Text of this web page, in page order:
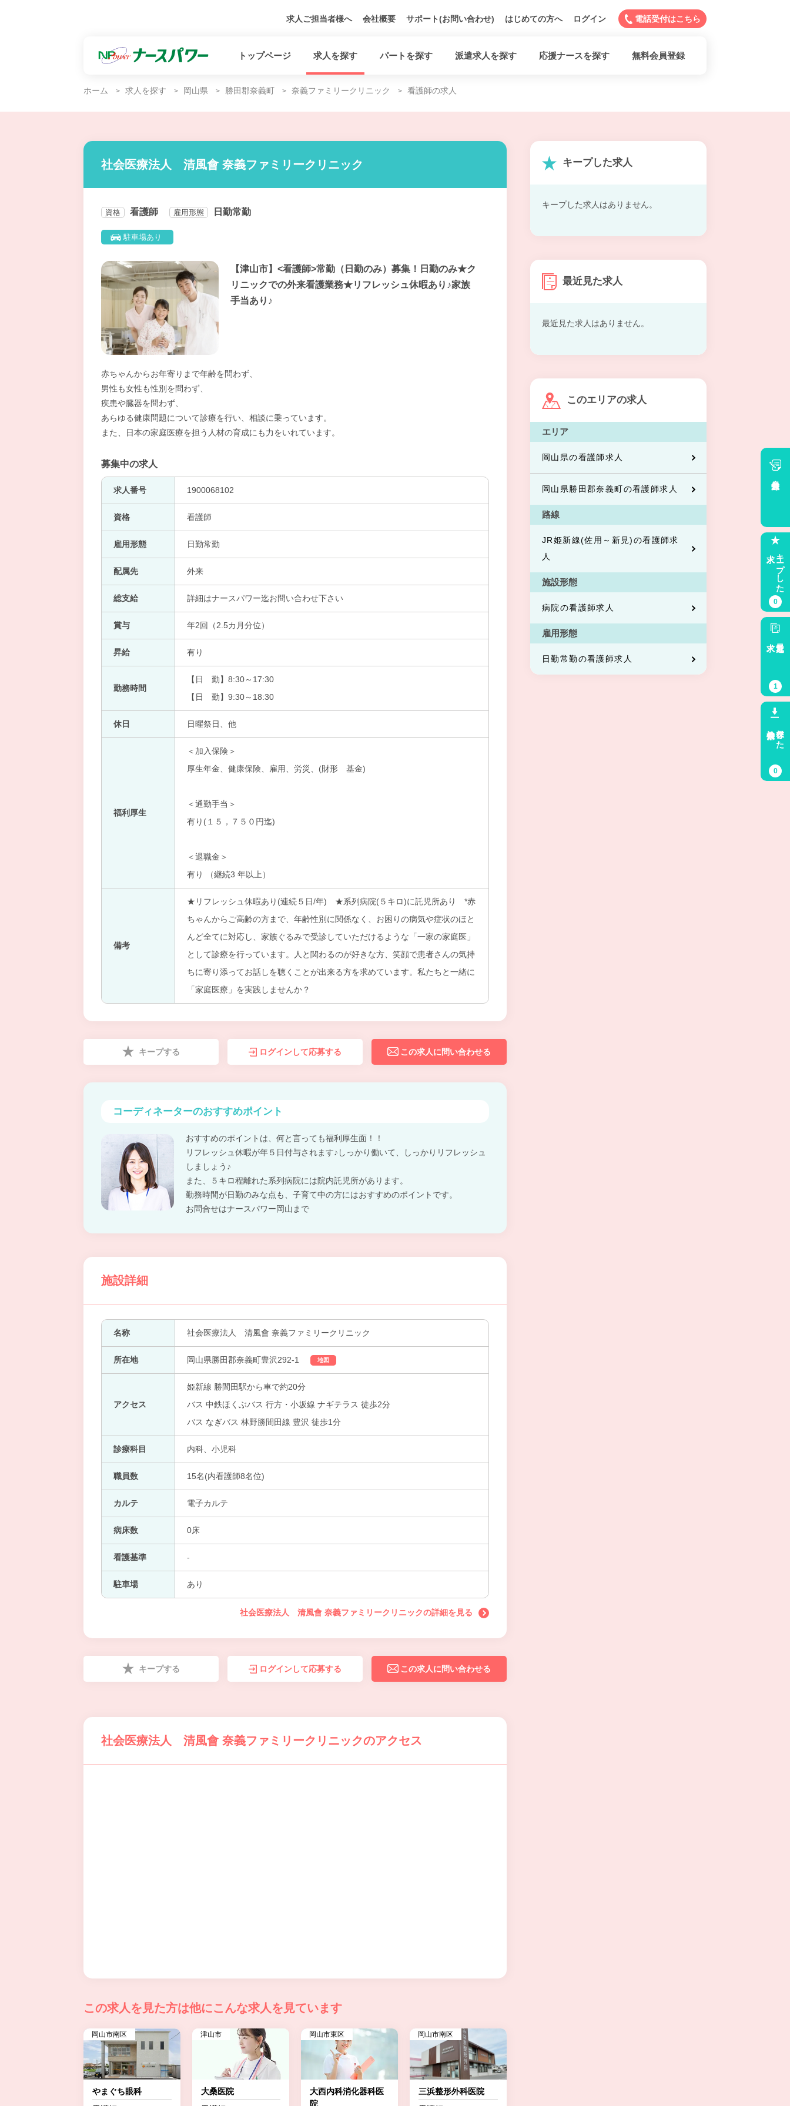
求人ご担当者様へ 会社概要 サポート(お問い合わせ) はじめての方へ ログイン 電話受付はこちら
トップページ 求人を探す パートを探す 派遣求人を探す 応援ナースを探す 無料会員登録
ホーム 求人を探す 岡山県 勝田郡奈義町 奈義ファミリークリニック 看護師の求人
社会医療法人 清風會 奈義ファミリークリニック
資格 看護師 雇用形態 日勤常勤
駐車場あり
【津山市】<看護師>常勤（日勤のみ）募集！日勤のみ★ク
リニックでの外来看護業務★リフレッシュ休暇あり♪家族
手当あり♪
赤ちゃんからお年寄りまで年齢を問わず、
男性も女性も性別を問わず、
疾患や臓器を問わず、
あらゆる健康問題について診療を行い、相談に乗っています。
また、日本の家庭医療を担う人材の育成にも力をいれています。
募集中の求人
求人番号 1900068102
資格 看護師
雇用形態 日勤常勤
配属先 外来
総支給 詳細はナースパワー迄お問い合わせ下さい
賞与 年2回（2.5カ月分位）
昇給 有り
勤務時間
【日 勤】8:30～17:30
【日 勤】9:30～18:30
休日 日曜祭日、他
福利厚生
＜加入保険＞
厚生年金、健康保険、雇用、労災、(財形 基金)
＜通勤手当＞
有り(１５，７５０円迄)
＜退職金＞
有り （継続3 年以上）
備考
★リフレッシュ休暇あり(連続５日/年) ★系列病院(５キロ)に託児所あり *赤
ちゃんからご高齢の方まで、年齢性別に関係なく、お困りの病気や症状のほと
んど全てに対応し、家族ぐるみで受診していただけるような「一家の家庭医」
として診療を行っています。人と関わるのが好きな方、笑顔で患者さんの気持
ちに寄り添ってお話しを聴くことが出来る方を求めています。私たちと一緒に
「家庭医療」を実践しませんか？
キープする ログインして応募する この求人に問い合わせる
コーディネーターのおすすめポイント
おすすめのポイントは、何と言っても福利厚生面！！
リフレッシュ休暇が年５日付与されます♪しっかり働いて、しっかりリフレッシュ
しましょう♪
また、５キロ程離れた系列病院には院内託児所があります。
勤務時間が日勤のみな点も、子育て中の方にはおすすめのポイントです。
お問合せはナースパワー岡山まで
施設詳細
名称 社会医療法人 清風會 奈義ファミリークリニック
所在地 岡山県勝田郡奈義町豊沢292-1 地図
アクセス
姫新線 勝間田駅から車で約20分
バス 中鉄ほくぶバス 行方・小坂線 ナギテラス 徒歩2分
バス なぎバス 林野勝間田線 豊沢 徒歩1分
診療科目 内科、小児科
職員数 15名(内看護師8名位)
カルテ 電子カルテ
病床数 0床
看護基準 -
駐車場 あり
社会医療法人 清風會 奈義ファミリークリニックの詳細を見る
キープする ログインして応募する この求人に問い合わせる
社会医療法人 清風會 奈義ファミリークリニックのアクセス
この求人を見た方は他にこんな求人を見ています
岡山市南区
やまぐち眼科
津山市
大桑医院
岡山市東区
大西内科消化器科医
院
岡山市南区
三浜整形外科医院
キープした求人
キープした求人はありません。
最近見た求人
最近見た求人はありません。
このエリアの求人
エリア
岡山県の看護師求人
岡山県勝田郡奈義町の看護師求人
路線
JR姫新線(佐用～新見)の看護師求
人
施設形態
病院の看護師求人
雇用形態
日勤常勤の看護師求人
キープした
0
最近見た
1
保存した
0